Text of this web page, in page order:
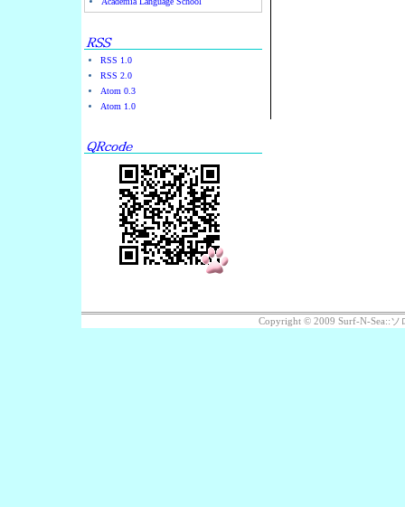
RSS 1.0
RSS 2.0
Atom 0.3
Atom 1.0
Copyright © 2009 Surf-N-Sea::